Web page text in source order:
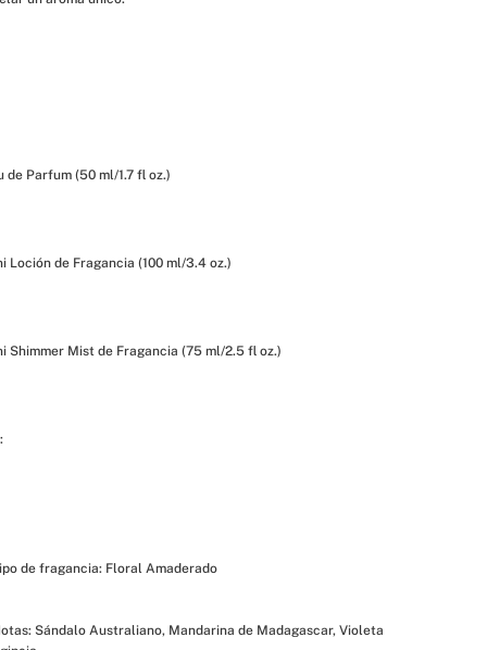
de Parfum (50 ml/1.7 fl oz.)
Loción de Fragancia (100 ml/3.4 oz.)
Shimmer Mist de Fragancia (75 ml/2.5 fl oz.)
de fragancia: Floral Amaderado
Sándalo Australiano, Mandarina de Madagascar, Violeta